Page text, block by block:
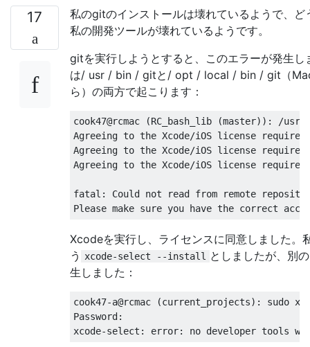
17
私のgitのインストールは壊れているようで、ど
私の開発ツールが壊れているようです。
gitを実行しようとすると、このエラーが発生し
は/ usr / bin / gitと/ opt / local / bin / git（
ら）の両方で起こります：
cook47@rcmac (RC_bash_lib
Agreeing to the Xcode/iOS license
Agreeing to the Xcode/iOS license
Agreeing to the Xcode/iOS license
fatal: Could not read from remote
Xcodeを実行し、ライセンスに同意しました。
う
xcode-select --install
としましたが、別
生しました：
cook47-a@rcmac (current_projects): sudo
Password: